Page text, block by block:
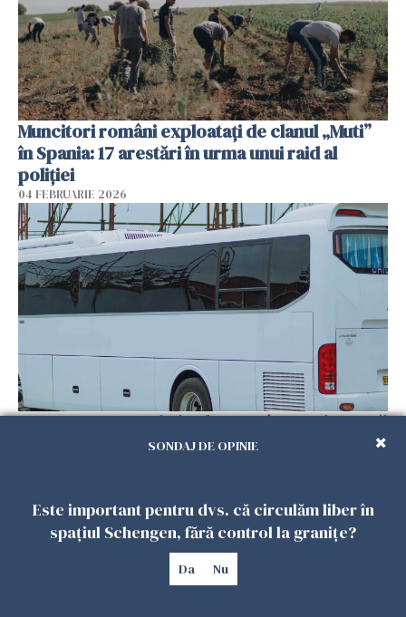
Muncitori români exploatați de clanul „Muti”
în Spania: 17 arestări în urma unui raid al
poliției
04 FEBRUARIE 2026
Un autocar cu turiști a derapat în Turcia. Nouă
persoane au muritSONDAJ DE OPINIE
Este important pentru dvs. că circulăm liber în
spațiul Schengen, fără control la granițe?
Da Nu